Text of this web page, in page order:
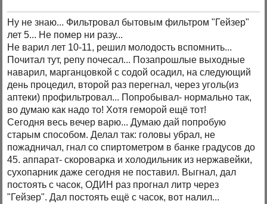
Ну не знаю... Фильтровал бытовым фильтром "Гейзер"
лет 5... Не помер ни разу...
Не варил лет 10-11, решил молодость вспомнить...
Почитал тут, репу почесал... Позапрошлые выходные
наварил, марганцовкой с содой осадил, на следующий
день процедил, второй раз перегнал, через уголь(из
аптеки) профильтровал... Попробывал- нормально так,
во думаю как надо то! Хотя геморой ещё тот!
Сегодня весь вечер варю... Думаю дай попробую
старым способом. Делал так: головы убрал, не
пожадничал, гнал со спиртометром в банке градусов до
45. аппарат- скороварка и холодильник из нержавейки,
сухопарник даже сегодня не поставил. Выгнал, дал
постоять с часок, ОДИН раз прогнал литр через
"Гейзер". Дал постоять ещё с часок, вот налил...